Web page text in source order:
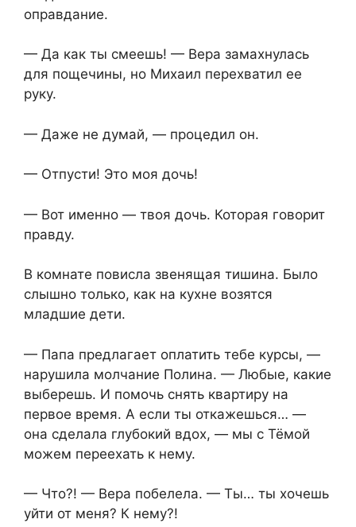
оправдание.
— Да как ты смеешь! — Вера замахнулась
для пощечины, но Михаил перехватил ее
руку.
— Даже не думай, — процедил он.
— Отпусти! Это моя дочь!
— Вот именно — твоя дочь. Которая говорит
правду.
В комнате повисла звенящая тишина. Было
слышно только, как на кухне возятся
младшие дети.
— Папа предлагает оплатить тебе курсы, —
нарушила молчание Полина. — Любые, какие
выберешь. И помочь снять квартиру на
первое время. А если ты откажешься… —
она сделала глубокий вдох, — мы с Тёмой
можем переехать к нему.
— Что?! — Вера побелела. — Ты… ты хочешь
уйти от меня? К нему?!